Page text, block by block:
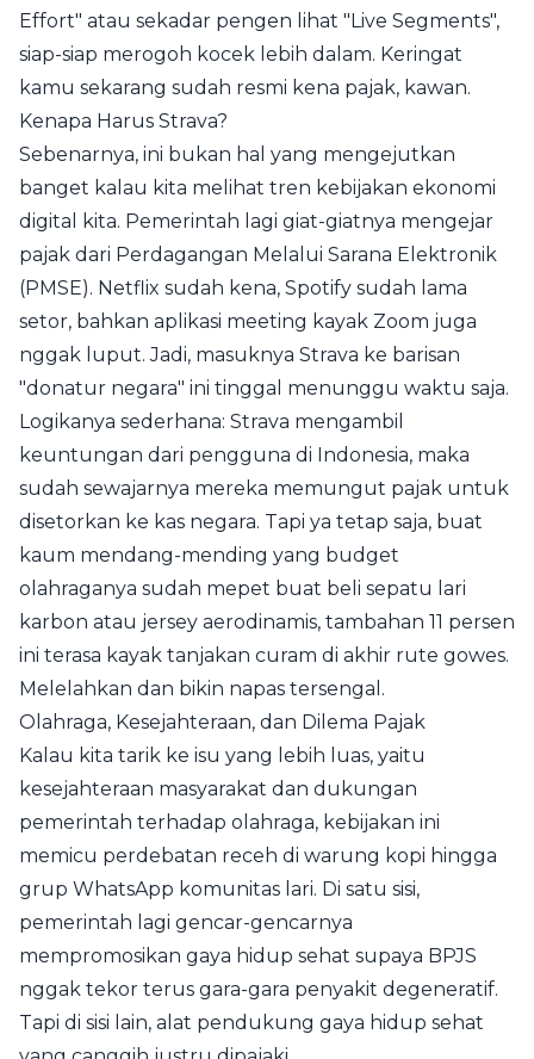
Effort" atau sekadar pengen lihat "Live Segments",
siap-siap merogoh kocek lebih dalam. Keringat
kamu sekarang sudah resmi kena pajak, kawan.
Kenapa Harus Strava?
Sebenarnya, ini bukan hal yang mengejutkan
banget kalau kita melihat tren kebijakan ekonomi
digital kita. Pemerintah lagi giat-giatnya mengejar
pajak dari Perdagangan Melalui Sarana Elektronik
(PMSE). Netflix sudah kena, Spotify sudah lama
setor, bahkan aplikasi meeting kayak Zoom juga
nggak luput. Jadi, masuknya Strava ke barisan
"donatur negara" ini tinggal menunggu waktu saja.
Logikanya sederhana: Strava mengambil
keuntungan dari pengguna di Indonesia, maka
sudah sewajarnya mereka memungut pajak untuk
disetorkan ke kas negara. Tapi ya tetap saja, buat
kaum mendang-mending yang budget
olahraganya sudah mepet buat beli sepatu lari
karbon atau jersey aerodinamis, tambahan 11 persen
ini terasa kayak tanjakan curam di akhir rute gowes.
Melelahkan dan bikin napas tersengal.
Olahraga, Kesejahteraan, dan Dilema Pajak
Kalau kita tarik ke isu yang lebih luas, yaitu
kesejahteraan masyarakat dan dukungan
pemerintah terhadap olahraga, kebijakan ini
memicu perdebatan receh di warung kopi hingga
grup WhatsApp komunitas lari. Di satu sisi,
pemerintah lagi gencar-gencarnya
mempromosikan gaya hidup sehat supaya BPJS
nggak tekor terus gara-gara penyakit degeneratif.
Tapi di sisi lain, alat pendukung gaya hidup sehat